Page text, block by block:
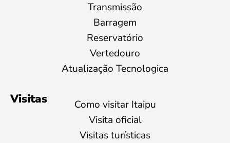
Transmissão
Barragem
Reservatório
Vertedouro
Atualização Tecnologica
Visitas
Como visitar Itaipu
Visita oficial
Visitas turísticas